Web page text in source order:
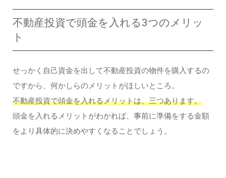
不動産投資で頭金を入れる3つのメリッ
ト
せっかく自己資金を出して不動産投資の物件を購入するの
ですから、何かしらのメリットがほしいところ。
不動産投資で頭金を入れるメリットは、三つあります。
頭金を入れるメリットがわかれば、事前に準備をする金額
をより具体的に決めやすくなることでしょう。